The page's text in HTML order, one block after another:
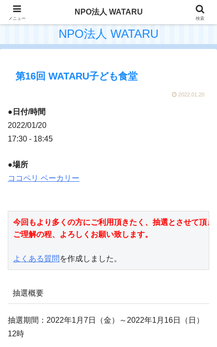
NPO法人 WATARU
第16回 WATARU子ども食堂
2022.01.20
●日付/時間
2022/01/20
17:30 - 18:45
●場所
ココペリ ベーカリー
今回もより多くの方にご利用頂きたく、抽選とさせて頂き
よくある質問を作成しました。
抽選概要
抽選期間：2022年1月7日（金）～2022年1月16日（日）
12時
メニュー
NPO法人 WATARU
検索